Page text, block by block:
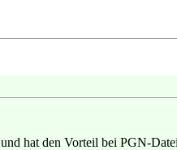
hat den Vorteil bei PGN-